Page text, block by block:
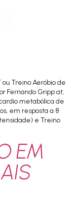
Treino Aeróbio de
Fernando Gripp at,
metabólica de
em resposta a 8
e Treino
EM